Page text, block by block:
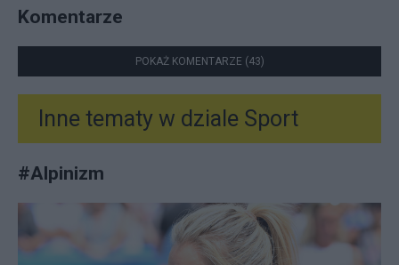
Komentarze
POKAŻ KOMENTARZE (43)
Inne tematy w dziale Sport
#Alpinizm